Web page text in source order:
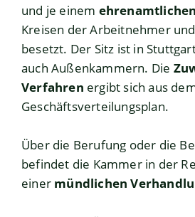
und je einem
Kreisen der Arbeitnehmer
besetzt. Der Sitz ist in
auch Außenkammern. Die
Verfahren ergibt sich aus
Geschäftsverteilungsplan.
Über die Berufung oder die
befindet die Kammer in der
einer mündlichen